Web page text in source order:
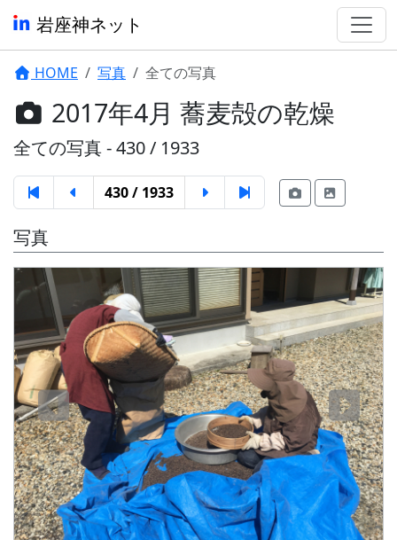
岩座神ネット
HOME 写真 全ての写真
2017年4月 蕎麦殻の乾燥
全ての写真 - 430 / 1933
430 / 1933
写真